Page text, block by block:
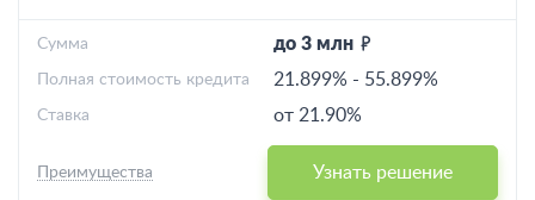
до 3 млн
Cумма
21.899% - 55.899%
Полная стоимость кредита
от 21.90%
Ставка
Узнать решение
Преимущества